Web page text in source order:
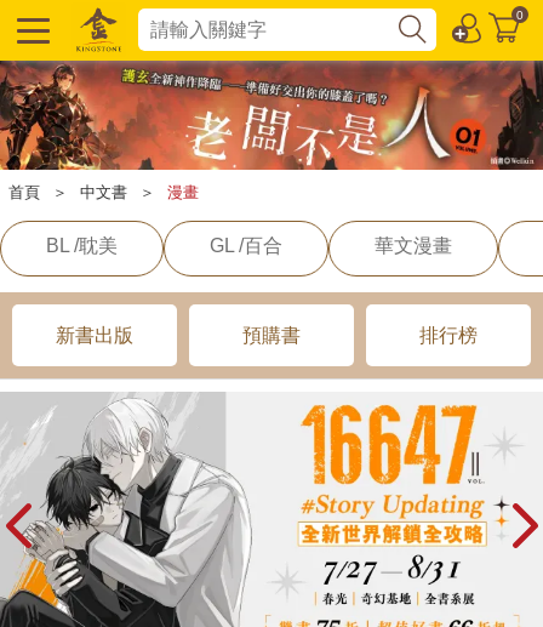
0
首頁 ＞ 中文書 ＞ 漫畫
BL /耽美 GL /百合 華文漫畫
新書出版 預購書 排行榜